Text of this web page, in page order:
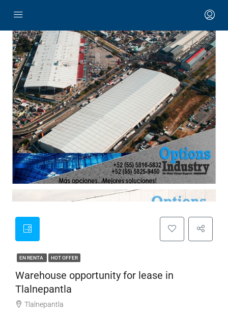
EN RENTA HOT OFFER
Warehouse opportunity for lease in
Tlalnepantla
Tlalnepantla